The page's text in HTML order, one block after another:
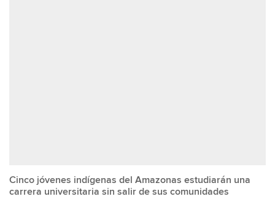
Cinco jóvenes indígenas del Amazonas estudiarán una
carrera universitaria sin salir de sus comunidades